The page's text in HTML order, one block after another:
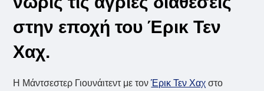
στην εποχή του Έρικ Τεν
Χαχ.
Η Μάντσεστερ Γιουνάιτεντ με τονΈρικ Τεν Χαχ στο